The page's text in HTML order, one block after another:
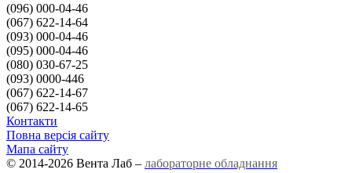
(096) 000-04-46
(067) 622-14-64
(093) 000-04-46
(095) 000-04-46
(080) 030-67-25
(093) 0000-446
(067) 622-14-67
(067) 622-14-65
Контакти
Повна версія сайту
Мапа сайту
© 2014-2026 Вента Лаб – лабораторне обладнання